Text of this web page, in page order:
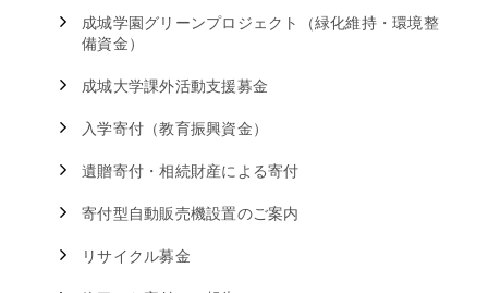
成城学園グリーンプロジェクト（緑化維持・環境整
備資金）
成城大学課外活動支援募金
入学寄付（教育振興資金）
遺贈寄付・相続財産による寄付
寄付型自動販売機設置のご案内
リサイクル募金